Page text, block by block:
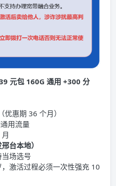
元包 160G 通用 +300 分
惠期 36 个月）
用流量
台本地）
场选号
激活过程必须一次性强充 10